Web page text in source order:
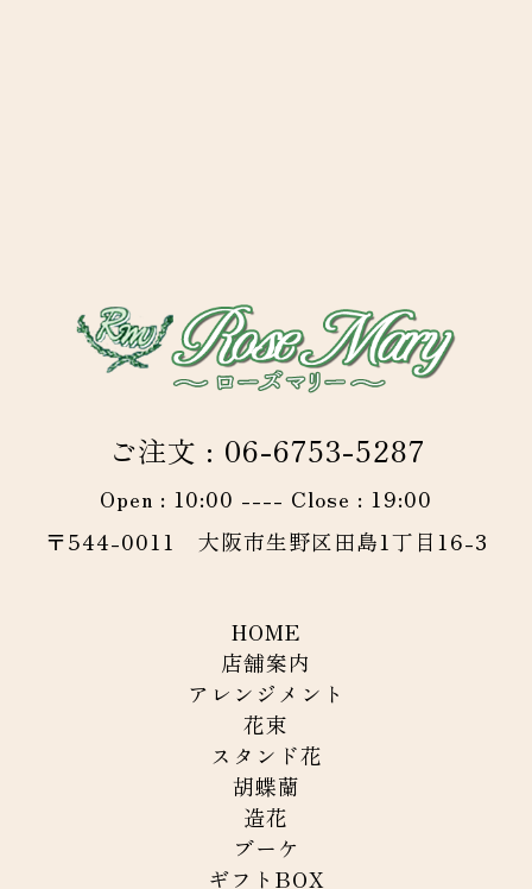
ご注文 : 06-6753-5287
Open : 10:00 ---- Close : 19:00
〒544-0011 大阪市生野区田島1丁目16-3
HOME
店舗案内
アレンジメント
花束
スタンド花
胡蝶蘭
造花
ブーケ
ギフトBOX